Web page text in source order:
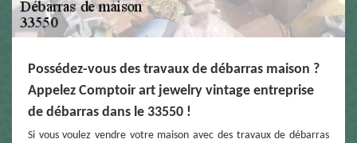
Possédez-vous des travaux de débarras maison ?
Appelez Comptoir art jewelry vintage entreprise
de débarras dans le 33550 !
Si vous voulez vendre votre maison avec des travaux de débarras